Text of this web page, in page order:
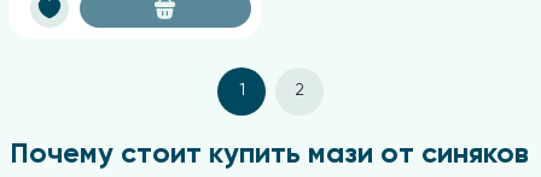
1 2
Почему стоит купить мази от синяков